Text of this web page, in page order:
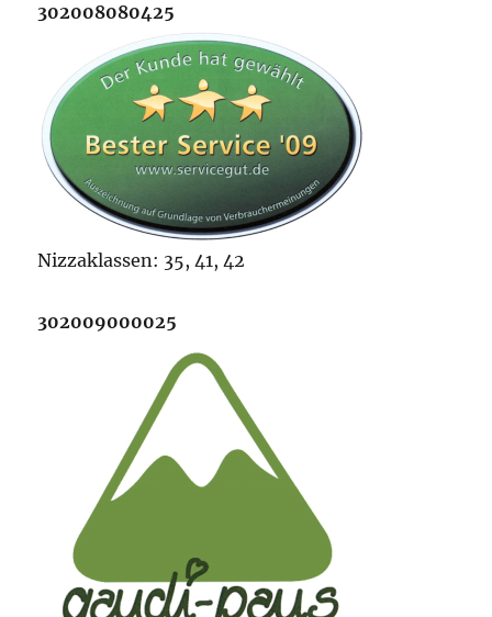
302008080425
Nizzaklassen: 35, 41, 42
302009000025